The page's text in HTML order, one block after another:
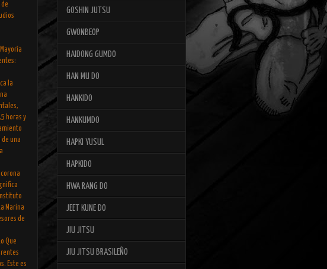
la
horas y
una
Marina
de
Que
Este es
GOSHIN JUTSU
GWONBEOP
HAIDONG GUMDO
HAN MU DO
HANKIDO
HANKUMDO
HAPKI YUSUL
HAPKIDO
HWA RANG DO
JEET KUNE DO
JIU JITSU
JIU JITSU BRASILEÑO